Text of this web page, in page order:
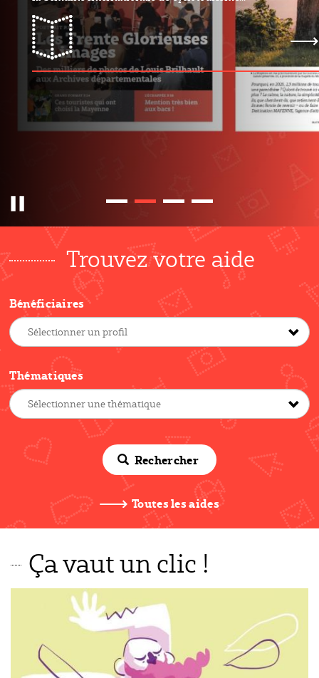
mayMAG n°31
Trouvez votre aide
Bénéficiaires
Thématiques
Rechercher
Toutes les aides
Ça vaut un clic !